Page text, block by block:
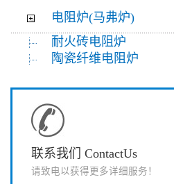
电阻炉(马弗炉)
耐火砖电阻炉
陶瓷纤维电阻炉
联系我们 ContactUs
请致电以获得更多详细服务！